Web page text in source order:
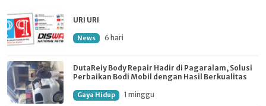
URI URI
News 6 hari
DutaReiy Body Repair Hadir di Pagaralam, Solusi
Perbaikan Bodi Mobil dengan Hasil Berkualitas
Gaya Hidup 1 minggu